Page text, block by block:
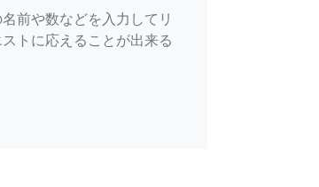
前や数などを入力してリ
トに応えることが出来る